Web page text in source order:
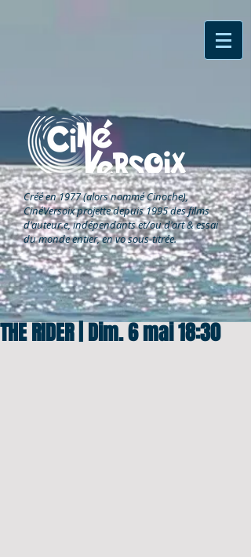
Créé en 1977 (alors nommé Cinoche),
CinéVersoixprojette depuis 1995 des films
d'auteur.e, indépendants et/ou d'art & essai
du monde entier, en vo sous-titrée.
THE RIDER | Dim. 6 mai 18:30